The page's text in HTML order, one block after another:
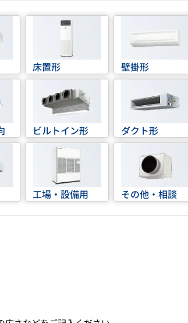
床置形 壁掛形
ビルトイン形 ダクト形
工場・設備用 その他・相談